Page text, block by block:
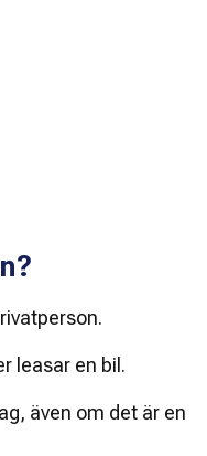
leasar en bil.
även om det är en